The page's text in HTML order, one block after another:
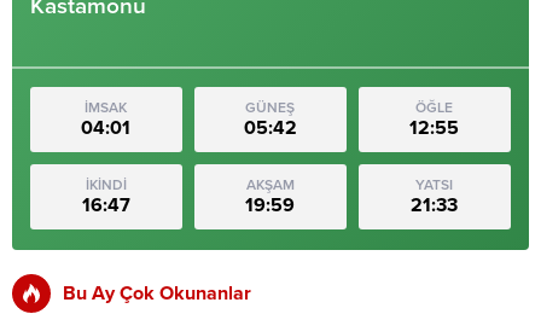
Kastamonu
İMSAK
04:01
GÜNEŞ
05:42
ÖĞLE
12:55
İKİNDİ
16:47
AKŞAM
19:59
YATSI
21:33
Bu Ay Çok Okunanlar